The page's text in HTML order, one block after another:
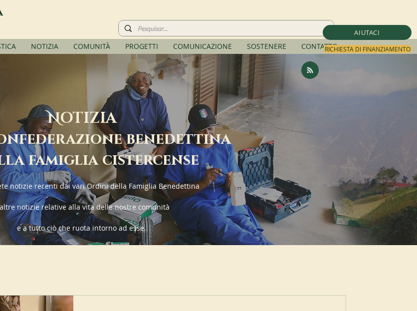
AIUTACI
RICHIESTA DI FINANZIAMENTO
NOTIZIA COMUNITÀ PROGETTI COMUNICAZIONE SOSTENERE CONTATTO
NOTIZIA
benedettina
famiglia cistercense
notizie recenti dai vari Ordini della Famiglia Benedettina
notizie relative alla vita delle nostre comunità
e a tutto ciò che ruota intorno ad esse.